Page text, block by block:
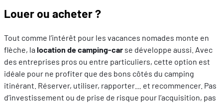
Louer ou acheter ?
Tout comme l’intérêt pour les vacances nomades monte en
flèche, la location de camping-car se développe aussi. Avec
des entreprises pros ou entre particuliers, cette option est
idéale pour ne profiter que des bons côtés du camping
itinérant. Réserver, utiliser, rapporter… et recommencer. Pas
d’investissement ou de prise de risque pour l’acquisition, pas